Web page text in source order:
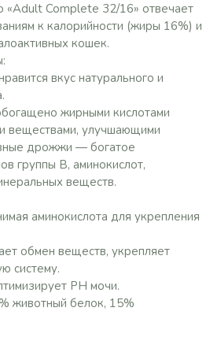
«Adult Complete 32/16» отвечает
к калорийности (жиры 16%) и
кошек.
вкус натурального и
жирными кислотами
веществами, улучшающими
дрожжи — богатое
группы В, аминокислот,
веществ.
аминокислота для укрепления
обмен веществ, укрепляет
систему.
PH мочи.
животный белок, 15%